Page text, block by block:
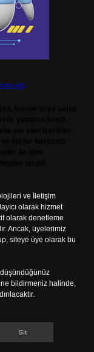
ve İletişim
olarak hizmet
olarak denetleme
Ancak, üyelerimiz
siteye üye olarak bu
bildirmeniz halinde,